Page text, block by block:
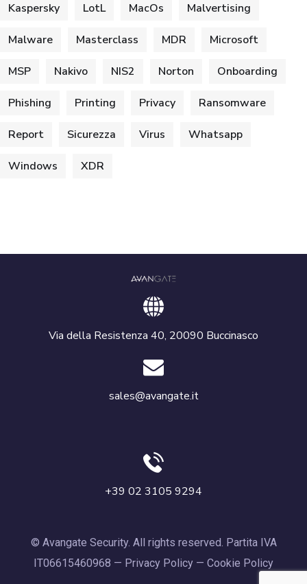
Kaspersky LotL MacOs Malvertising
Malware Masterclass MDR Microsoft
MSP Nakivo NIS2 Norton Onboarding
Phishing Printing Privacy Ransomware
Report Sicurezza Virus Whatsapp
Windows XDR
Via della Resistenza 40, 20090 Buccinasco
sales@avangate.it
+39 02 3105 9294
© Avangate Security. All rights reserved. Partita IVA
IT06615460968 — Privacy Policy — Cookie Policy